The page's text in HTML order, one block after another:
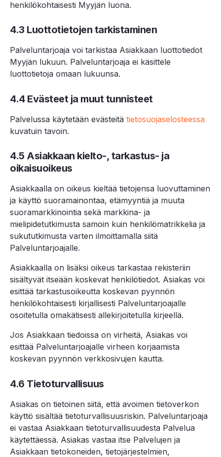
henkilökohtaisesti Myyjän luona.
4.3 Luottotietojen tarkistaminen
Palveluntarjoaja voi tarkistaa Asiakkaan luottotiedot
Myyjän lukuun. Palveluntarjoaja ei käsittele
luottotietoja omaan lukuunsa.
4.4 Evästeet ja muut tunnisteet
Palvelussa käytetään evästeitä tietosuojaselosteessa
kuvatuin tavoin.
4.5 Asiakkaan kielto-, tarkastus- ja
oikaisuoikeus
Asiakkaalla on oikeus kieltää tietojensa luovuttaminen
ja käyttö suoramainontaa, etämyyntiä ja muuta
suoramarkkinointia sekä markkina- ja
mielipidetutkimusta samoin kuin henkilömatrikkelia ja
sukututkimusta varten ilmoittamalla siitä
Palveluntarjoajalle.
Asiakkaalla on lisäksi oikeus tarkastaa rekisteriin
sisältyvät itseään koskevat henkilötiedot. Asiakas voi
esittää tarkastusoikeutta koskevan pyynnön
henkilökohtaisesti kirjallisesti Palveluntarjoajalle
osoitetulla omakätisesti allekirjoitetulla kirjeellä.
Jos Asiakkaan tiedoissa on virheitä, Asiakas voi
esittää Palveluntarjoajalle virheen korjaamista
koskevan pyynnön verkkosivujen kautta.
4.6 Tietoturvallisuus
Asiakas on tietoinen siitä, että avoimen tietoverkon
käyttö sisältää tietoturvallisuusriskin. Palveluntarjoaja
ei vastaa Asiakkaan tietoturvallisuudesta Palvelua
käytettäessä. Asiakas vastaa itse Palvelujen ja
Asiakkaan tietokoneiden, tietojärjestelmien,